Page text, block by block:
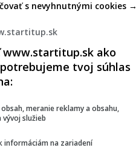
posilňovaní
tiež vitamíny
a fosfor,“vysvetlila
prejavy zápalových
zas pomáha chrániť
ako
tvoj súhlas
meranie reklamy a obsahu,
služieb
informáciám na zariadení
s nevyhnutnými cookies →